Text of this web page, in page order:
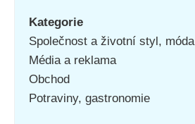
Kategorie
Společnost a životní styl, móda
Média a reklama
Obchod
Potraviny, gastronomie